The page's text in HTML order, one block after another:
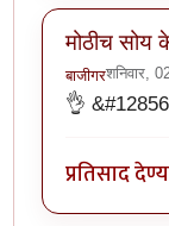
मोठीच सोय
बाजीगरशनिवार,
👌
प्रतिसाद